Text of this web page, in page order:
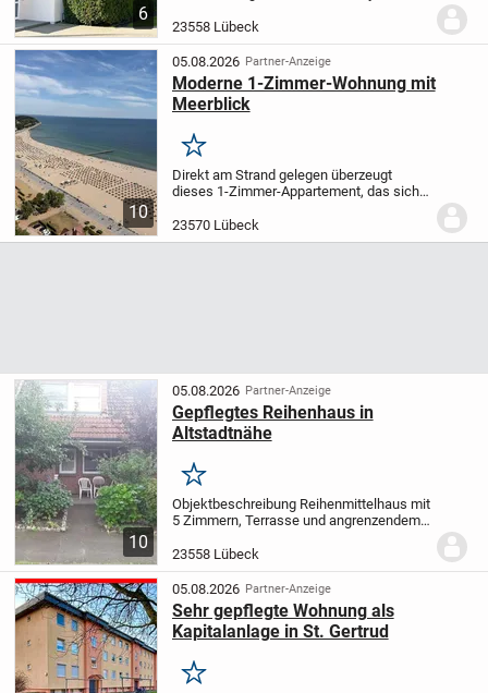
6
Zustand. Im Keller befindet sich eine
Gemeinschaftswaschküche mit
Waschmaschinen und Wäschetroc...
23558 Lübeck
10
05.08.2026 Partner-Anzeige
Moderne 1-Zimmer-Wohnung mit
Meerblick
Merken
Direkt am Strand gelegen überzeugt
dieses 1-Zimmer-Appartement, das sich
die erstklassige Lage, den herrlichen
Ausblick und die moderne
23570 Lübeck
10
05.08.2026 Partner-Anzeige
Gepflegtes Reihenhaus in
Altstadtnähe
Merken
Objektbeschreibung Reihenmittelhaus mit
5 Zimmern, Terrasse und angrenzendem,
Garten Vollkeller
Raumaufteilung Das Reihenhaus wurde
1993 in massiver Bauweise errichtet und
im...
23558 Lübeck
05.08.2026 Partner-Anzeige
Sehr gepflegte Wohnung als
Kapitalanlage in St. Gertrud
Merken